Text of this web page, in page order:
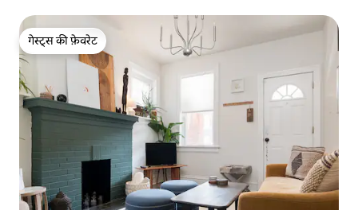
गेस्ट्स की फ़ेवरेट
गेस्ट्स की फ़ेवरेट